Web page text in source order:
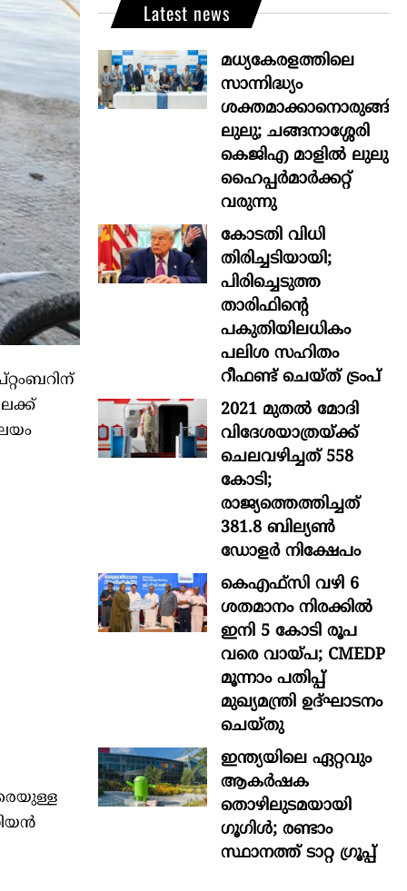
Latest news
മധ്യകേരളത്തിലെ
സാന്നിദ്ധ്യം
ശക്തമാക്കാനൊരുങ്ങി
ലുലു; ചങ്ങനാശ്ശേരി
കെജിഎ മാളിൽ ലുലു
ഹൈപ്പർമാർക്കറ്റ്
വരുന്നു
കോടതി വിധി
തിരിച്ചടിയായി;
പിരിച്ചെടുത്ത
താരിഫിന്‍റെ
പകുതിയിലധികം
പലിശ സഹിതം
റീഫണ്ട് ചെയ്ത് ട്രംപ്
2021 മുതൽ മോദി
വിദേശയാത്രയ്ക്ക്
ചെലവഴിച്ചത് 558
കോടി;
രാജ്യത്തെത്തിച്ചത്
381.8 ബില്യൺ
ഡോളർ നിക്ഷേപം
കെഎഫ്സി വഴി 6
ശതമാനം നിരക്കിൽ
ഇനി 5 കോടി രൂപ
വരെ വായ്പ; CMEDP
മൂന്നാം പതിപ്പ്
മുഖ്യമന്ത്രി ഉദ്ഘാടനം
ചെയ്തു
ഇന്ത്യയിലെ ഏറ്റവും
ആകര്‍ഷക
തൊഴിലുടമയായി
ഗൂഗിള്‍; രണ്ടാം
സ്ഥാനത്ത് ടാറ്റ ഗ്രൂപ്പ്